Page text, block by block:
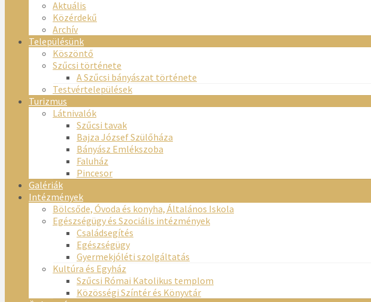
Aktuális
Közérdekű
Archív
Településünk
Köszöntő
Szűcsi története
A Szűcsi bányászat története
Testvértelepülések
Turizmus
Látnivalók
Szűcsi tavak
Bajza József Szülőháza
Bányász Emlékszoba
Faluház
Pincesor
Galériák
Intézmények
Bölcsőde, Óvoda és konyha, Általános Iskola
Egészségügy és Szociális intézmények
Családsegítés
Egészségügy
Gyermekjóléti szolgáltatás
Kultúra és Egyház
Szűcsi Római Katolikus templom
Közösségi Színtér és Könyvtár